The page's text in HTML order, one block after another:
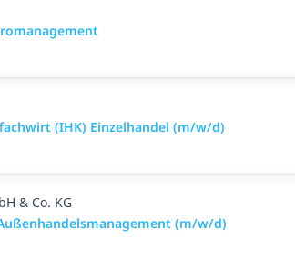
(IHK) Einzelhandel (m/w/d)
& Co. KG
(m/w/d)